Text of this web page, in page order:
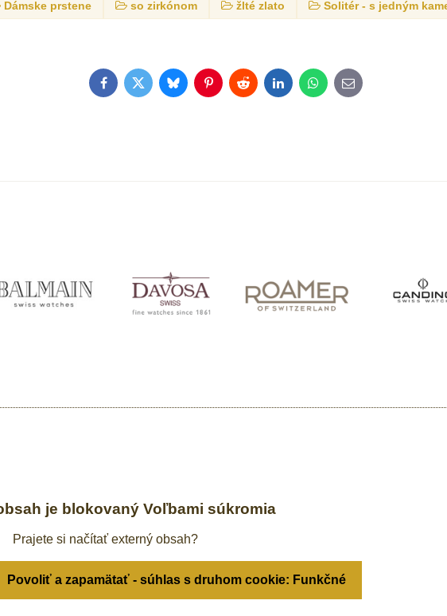
Dámske prstene so zirkónom žlté zlato Solitér - s jedným
FacebookTwitterBlueskyPinterestRedditLinkedInWhatsApp
E-
mail
je blokovaný Voľbami súkromia
Prajete si načítať externý obsah?
Povoliť a zapamätať - súhlas s druhom cookie: Funkčné